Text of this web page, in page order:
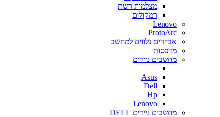
מצלמות רשת
רמקולים
Lenovo
ProtoArc
אביזרים נלווים למחשב
מדפסות
מחשבים ניידים
Asus
Dell
Hp
Lenovo
מחשבים ניידים DELL